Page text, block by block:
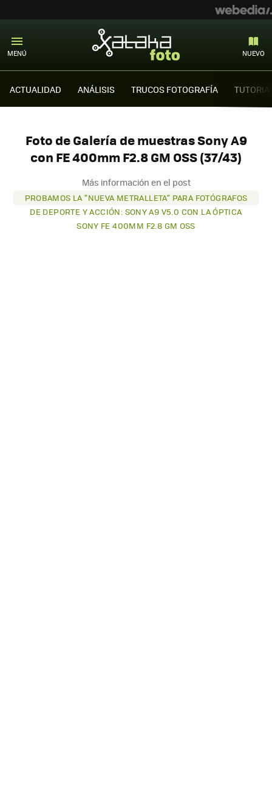
MENÚ NUEVO
ACTUALIDAD ANÁLISIS TRUCOS FOTOGRAFÍA
Foto de Galería de muestras Sony A9
con FE 400mm F2.8 GM OSS (37/43)
Más información en el post
PROBAMOS LA “NUEVA METRALLETA” PARA FOTÓGRAFOS
DE DEPORTE Y ACCIÓN: SONY A9 V5.0 CON LA ÓPTICA
SONY FE 400MM F2.8 GM OSS